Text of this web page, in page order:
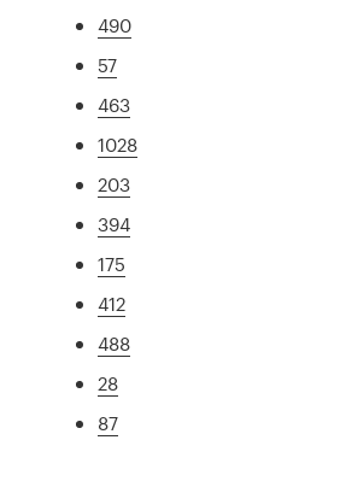
490
57
463
1028
203
394
175
412
488
28
87